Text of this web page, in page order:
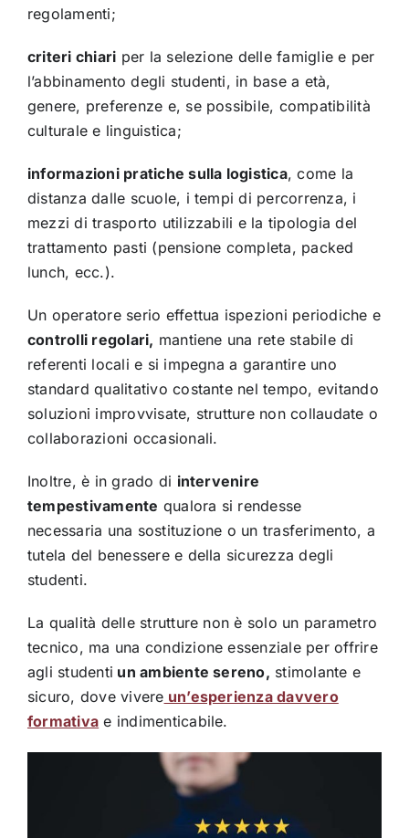
regolamenti;
criteri chiari per la selezione delle famiglie e per
l’abbinamento degli studenti, in base a età,
genere, preferenze e, se possibile, compatibilità
culturale e linguistica;
informazioni pratiche sulla logistica, come la
distanza dalle scuole, i tempi di percorrenza, i
mezzi di trasporto utilizzabili e la tipologia del
trattamento pasti (pensione completa, packed
lunch, ecc.).
Un operatore serio effettua ispezioni periodiche e
controlli regolari, mantiene una rete stabile di
referenti locali e si impegna a garantire uno
standard qualitativo costante nel tempo, evitando
soluzioni improvvisate, strutture non collaudate o
collaborazioni occasionali.
Inoltre, è in grado di intervenire
tempestivamente qualora si rendesse
necessaria una sostituzione o un trasferimento, a
tutela del benessere e della sicurezza degli
studenti.
La qualità delle strutture non è solo un parametro
tecnico, ma una condizione essenziale per offrire
agli studenti un ambiente sereno, stimolante e
sicuro, dove vivere un’esperienza davvero
formativa e indimenticabile.